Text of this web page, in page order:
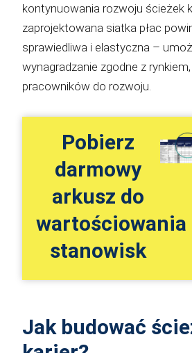
kontynuowania rozwoju ścieżek
zaprojektowana siatka płac
sprawiedliwa i elastyczna –
wynagradzanie zgodne z
pracowników do rozwoju.
Pobierz
darmowy
arkusz do
wartościowania
stanowisk
Jak budować